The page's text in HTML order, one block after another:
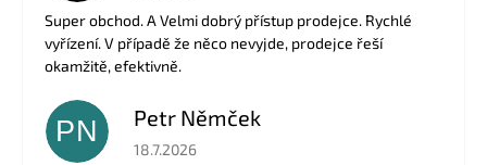
Super obchod. A Velmi dobrý přístup prodejce. Rychlé
vyřízení. V případě že něco nevyjde, prodejce řeší
okamžitě, efektivně.
PN Petr Němček
Hodnocení obchodu je 5 z 5 hvězdiček.
18.7.2026